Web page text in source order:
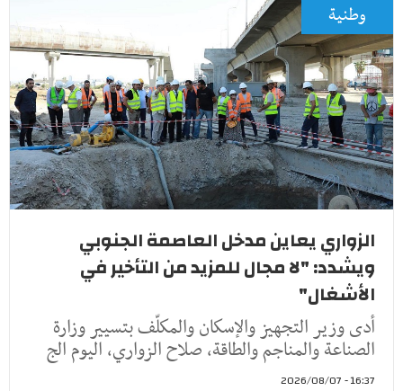
وطنية
الزواري يعاين مدخل العاصمة الجنوبي
ويشدد: "لا مجال للمزيد من التأخير في
الأشغال"
أدى وزير التجهيز والإسكان والمكلّف بتسيير وزارة
الصناعة والمناجم والطاقة، صلاح الزواري، اليوم الج
16:37 - 2026/08/07